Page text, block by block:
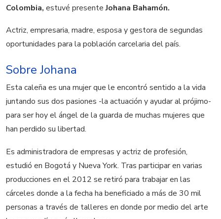
Colombia, estuvé presenteJohana Bahamón.
Actriz, empresaria, madre, esposa y gestora de segundas
oportunidades para la población carcelaria del país.
Sobre Johana
Esta caleña es una mujer que le encontró sentido a la vida
juntando sus dos pasiones -la actuación y ayudar al prójimo-
para ser hoy el ángel de la guarda de muchas mujeres que
han perdido su libertad.
Es administradora de empresas y actriz de profesión,
estudió en Bogotá y Nueva York. Tras participar en varias
producciones en el 2012 se retiró para trabajar en las
cárceles donde a la fecha ha beneficiado a más de 30 mil
personas a través de talleres en donde por medio del arte